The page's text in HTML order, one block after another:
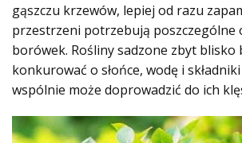
gąszczu krzewów, lepiej od razu
przestrzeni potrzebują poszczególne
borówek. Rośliny sadzone zbyt blisko
konkurować o słońce, wodę i
wspólnie może doprowadzić do ich